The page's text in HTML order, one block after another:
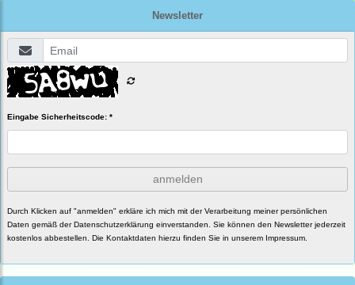
Newsletter
Eingabe Sicherheitscode: *
anmelden
Durch Klicken auf "anmelden" erkläre ich mich mit der Verarbeitung meiner persönlichen
Daten gemäß derDatenschutzerklärung einverstanden. Sie können den Newsletter jederzeit
kostenlos abbestellen. Die Kontaktdaten hierzu finden Sie in unserem Impressum.